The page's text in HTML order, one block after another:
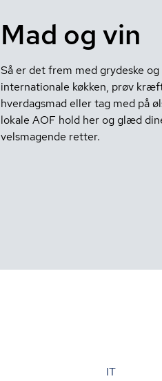
Mad og vin
Så er det frem med grydeske
internationale køkken, prøv
hverdagsmad eller tag med på
lokale AOF hold her og glæd
velsmagende retter.
IT